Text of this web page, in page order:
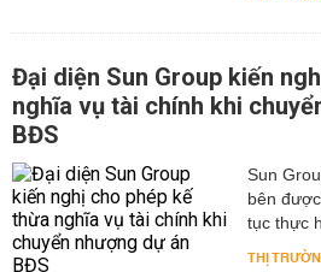
Đại diện Sun Group kiến
nghĩa vụ tài chính khi
BĐS
Sun
bên
tục thực
THỊ